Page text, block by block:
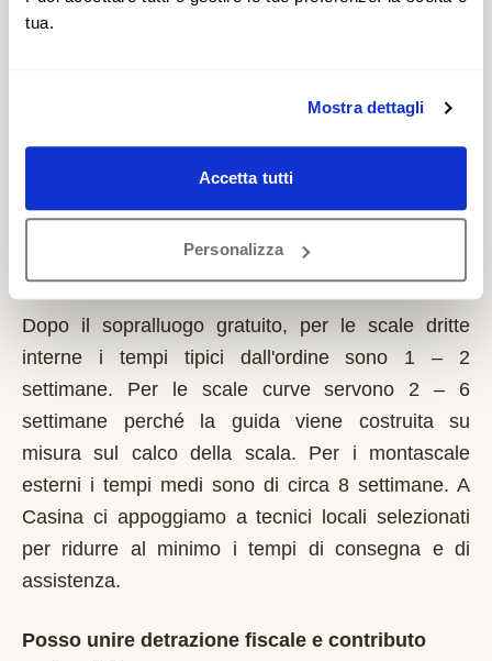
tua.
Mostra dettagli
Accetta tutti
Personalizza
contributo a fondo perduto che si richiede solo
presentata sempre prima dell'inizio dei lavori.
Quanto tempo serve per installare un
montascale a Casina?
Dopo il sopralluogo gratuito, per le scale dritte
interne i tempi tipici dall'ordine sono 1 – 2
settimane. Per le scale curve servono 2 – 6
settimane perché la guida viene costruita su
misura sul calco della scala. Per i montascale
esterni i tempi medi sono di circa 8 settimane. A
Casina ci appoggiamo a tecnici locali selezionati
per ridurre al minimo i tempi di consegna e di
assistenza.
Posso unire detrazione fiscale e contributo